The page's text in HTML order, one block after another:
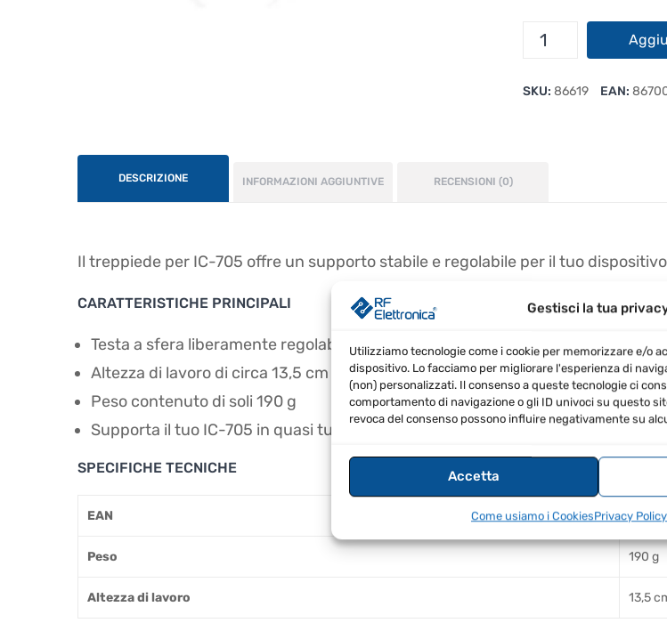
Gestisci la tua
Utilizziamo tecnologie come i cookie per memorizzare e/o
dispositivo. Lo facciamo per migliorare l'esperienza di
(non) personalizzati. Il consenso a queste tecnologie ci
comportamento di navigazione o gli ID univoci su questo
revoca del consenso possono influire negativamente su
Accetta
Come usiamo i CookiesPrivacy Policy
Treppiede
705
SKU: 86619 EAN:
DESCRIZIONE INFORMAZIONI AGGIUNTIVE RECENSIONI (0)
Il treppiede per IC-705 offre un supporto stabile e regolabile per il tuo
CARATTERISTICHE PRINCIPALI
Testa a sfera liberamente regolabile
Altezza di lavoro di circa 13,5 cm
Peso contenuto di soli 190 g
Supporta il tuo IC-705 in quasi tutte le posizioni
SPECIFICHE TECNICHE
EAN
Peso 190 g
Altezza di lavoro 13,5